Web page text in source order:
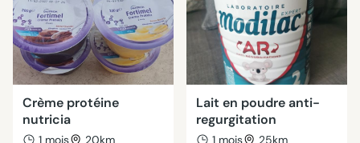
Crème protéine
nutricia
1 mois 20km
Lait en poudre anti-
regurgitation
1 mois 25km